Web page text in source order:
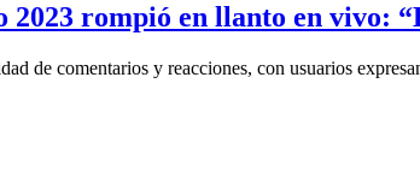
2023 rompió en llanto en vivo:
de comentarios y reacciones, con usuarios